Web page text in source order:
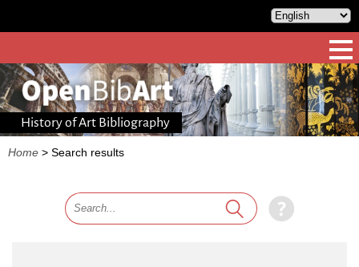
History of Art Bibliography
Home > Search results